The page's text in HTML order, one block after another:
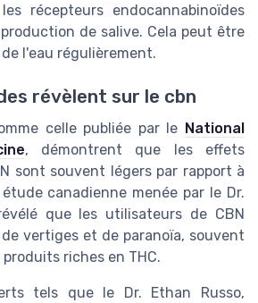
récepteurs endocannabinoïdes
de salive. Cela peut être
l'eau régulièrement.
révèlent sur le cbn
celle publiée par le National
, démontrent que les effets
sont souvent légers par rapport à
canadienne menée par le Dr.
que les utilisateurs de CBN
vertiges et de paranoïa, souvent
riches en THC.
tels que le Dr. Ethan Russo,